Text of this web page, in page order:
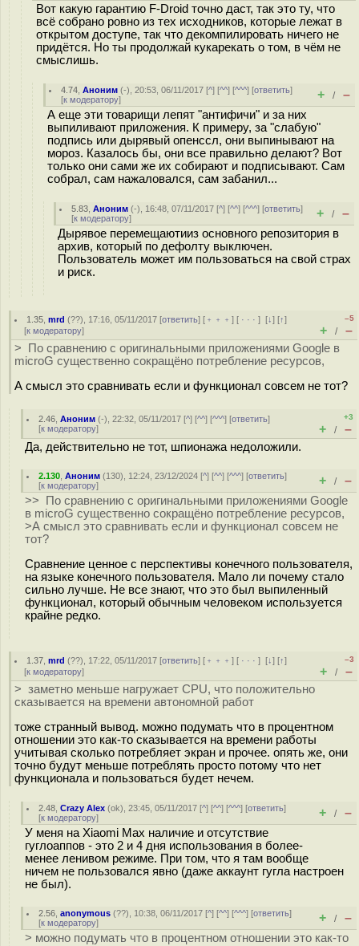
Вот какую гарантию F-Droid точно даст, так это ту, что
всё собрано ровно из тех исходников, которые лежат в
открытом доступе, так что декомпилировать ничего не
придётся. Но ты продолжай кукарекать о том, в чём не
смыслишь.
4.74 ,Аноним (-), 20:53, 06/11/2017 [^] [^^] [^^^] [ответить]
[к модератору] + / –
А еще эти товарищи лепят "антифичи" и за них
выпиливают приложения. К примеру, за "слабую"
подпись или дырявый опенссл, они выпинывают на
мороз. Казалось бы, они все правильно делают? Вот
только они сами же их собирают и подписывают. Сам
собрал, сам нажаловался, сам забанил...
5.83 ,Аноним (-), 16:48, 07/11/2017 [^] [^^] [^^^] [ответить]
[к модератору] + / –
Дырявое перемещаютииз основного репозитория в
архив, который по дефолту выключен.
Пользователь может им пользоваться на свой страх
и риск.
1.35 ,mrd (??), 17:16, 05/11/2017 [ответить] [ ﹢﹢﹢] [ · · ·][↓] [↑]
[к модератору]
–5
+ / –
> По сравнению с оригинальными приложениями Google в
microG существенно сокращёно потребление ресурсов,
А смысл это сравнивать если и функционал совсем не тот?
2.46 ,Аноним (-), 22:32, 05/11/2017 [^] [^^] [^^^] [ответить]
[к модератору]
+3
+ / –
Да, действительно не тот, шпионажа недоложили.
2.130 ,Аноним (130), 12:24, 23/12/2024 [^] [^^] [^^^] [ответить]
[к модератору] + / –
>> По сравнению с оригинальными приложениями Google
в microG существенно сокращёно потребление ресурсов,
>А смысл это сравнивать если и функционал совсем не
тот?
Сравнение ценное с перспективы конечного пользователя,
на языке конечного пользователя. Мало ли почему стало
сильно лучше. Не все знают, что это был выпиленный
функционал, который обычным человеком используется
крайне редко.
1.37 ,mrd (??), 17:22, 05/11/2017 [ответить] [ ﹢﹢﹢] [ · · ·][↓] [↑]
[к модератору]
–3
+ / –
> заметно меньше нагружает CPU, что положительно
сказывается на времени автономной работ
тоже странный вывод. можно подумать что в процентном
отношении это как-то сказывается на времени работы
учитывая сколько потребляет экран и прочее. опять же, они
точно будут меньше потреблять просто потому что нет
функционала и пользоваться будет нечем.
2.48 ,Crazy Alex (ok), 23:45, 05/11/2017 [^] [^^] [^^^] [ответить]
[к модератору] + / –
У меня на Xiaomi Max наличие и отсутствие
гуглоаппов - это 2 и 4 дня использования в более-
менее ленивом режиме. При том, что я там вообще
ничем не пользовался явно (даже аккаунт гугла настроен
не был).
2.56 ,anonymous (??), 10:38, 06/11/2017 [^] [^^] [^^^] [ответить]
[к модератору] + / –
> можно подумать что в процентном отношении это как-то